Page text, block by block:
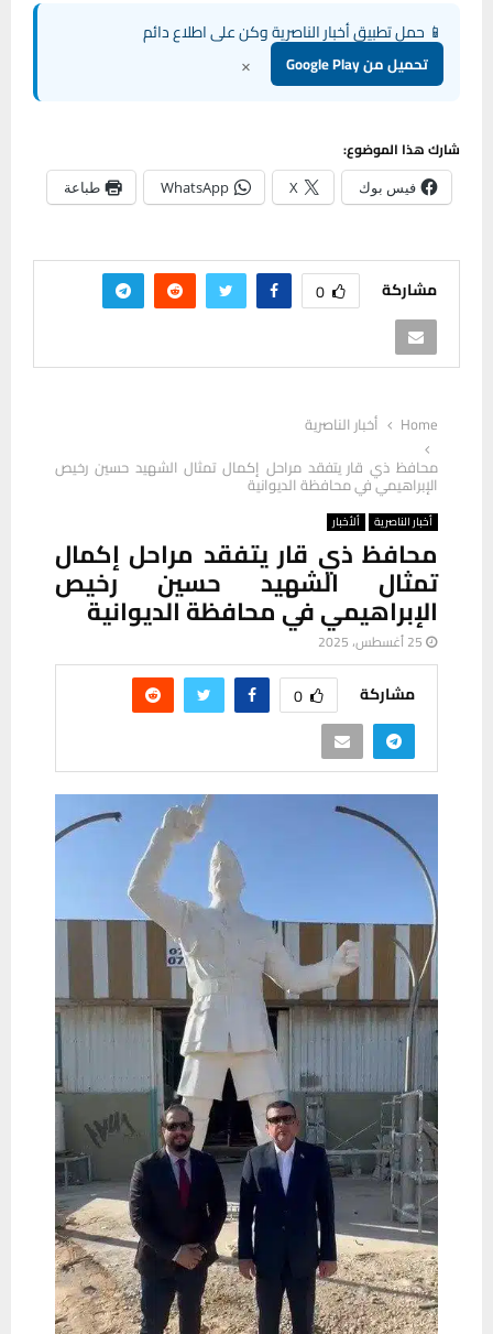
📱 حمل تطبيق أخبار الناصرية وكن على اطلاع دائم
تحميل من Google Play ×
شارك هذا الموضوع:
فيس بوك X
WhatsApp طباعة
مشاركة 0
Home
أخبار الناصرية
محافظ ذي قار يتفقد مراحل إكمال تمثال الشهيد حسين رخيص
الإبراهيمي في محافظة الديوانية
أخبار الناصرية ألأخبار
محافظ ذي قار يتفقد مراحل إكمال
تمثال الشهيد حسين رخيص
الإبراهيمي في محافظة الديوانية
25 أغسطس، 2025
مشاركة 0